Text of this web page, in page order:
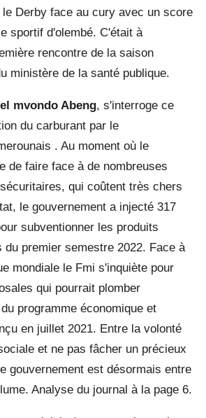
le Derby face au cury avec un score
sportif d'olembé. C'était à
rencontre de la saison
ministère de la santé publique.
mvondo Abeng, s'interroge ce
du carburant par le
. Au moment où le
de faire face à de nombreuses
s, qui coûtent très chers
tat, le gouvernement a injecté 317
subventionner les produits
du premier semestre 2022. Face à
mondiale le Fmi s'inquiète pour
qui pourrait plomber
programme économique et
en juillet 2021. Entre la volonté
et ne pas fâcher un précieux
gouvernement est désormais entre
Analyse du journal à la page 6.